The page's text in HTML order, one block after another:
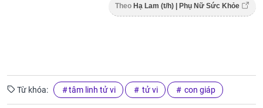
Theo Hạ Lam (t/h) | Phụ Nữ Sức Khỏe
Từ khóa: tâm linh tử vi tử vi con giáp